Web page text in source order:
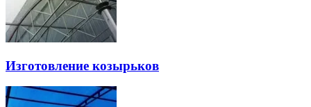
Изготовление козырьков